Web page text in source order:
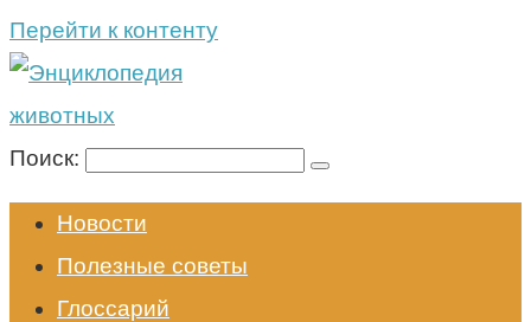
Перейти к контенту
Поиск:
Новости
Полезные советы
Глоссарий